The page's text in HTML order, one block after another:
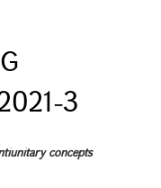
3
concepts